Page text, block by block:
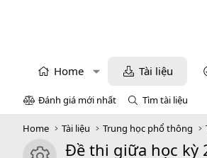
Home Tài liệu
Đánh giá mới nhất Tìm tài liệu
Home Tài liệu Trung học phổ thông
Đề thi giữa học kỳ